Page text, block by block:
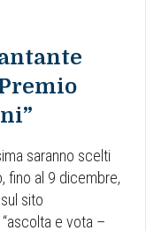
saranno scelti
fino al 9 dicembre,
sito
e vota –